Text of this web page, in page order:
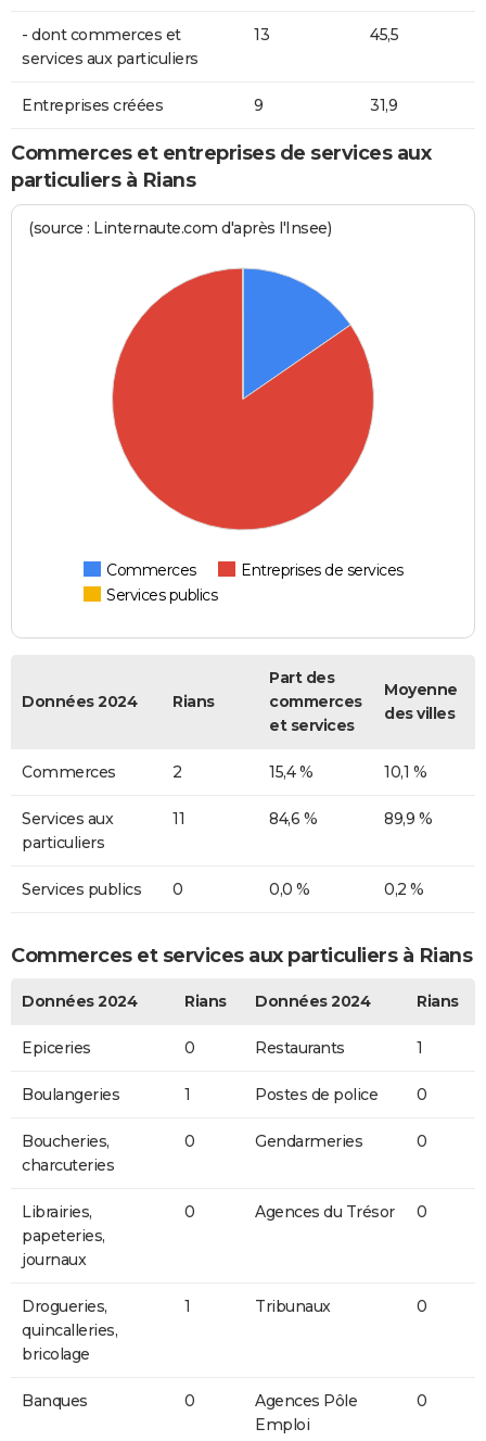
- dont commerces et
services aux particuliers
13 45,5
Entreprises créées 9 31,9
Commerces et entreprises de services aux
particuliers à Rians
(source : Linternaute.com d'après l'Insee)
Commerces
Entreprises de services
Services publics
Données 2024 Rians
Part des
commerces
et services
Moyenne
des villes
Commerces 2 15,4 % 10,1 %
Services aux
particuliers
11 84,6 % 89,9 %
Services publics 0 0,0 % 0,2 %
Commerces et services aux particuliers à Rians
Données 2024 Rians Données 2024 Rians
Epiceries 0 Restaurants 1
Boulangeries 1 Postes de police 0
Boucheries,
charcuteries
0 Gendarmeries 0
Librairies,
papeteries,
journaux
0 Agences du Trésor 0
Drogueries,
quincalleries,
bricolage
1 Tribunaux 0
Banques 0
Agences Pôle
Emploi
0